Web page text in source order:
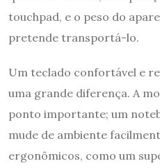
touchpad, e o peso do
pretende transportá-lo.
Um teclado confortável e
uma grande diferença. A
ponto importante; um
mude de ambiente
ergonômicos, como um